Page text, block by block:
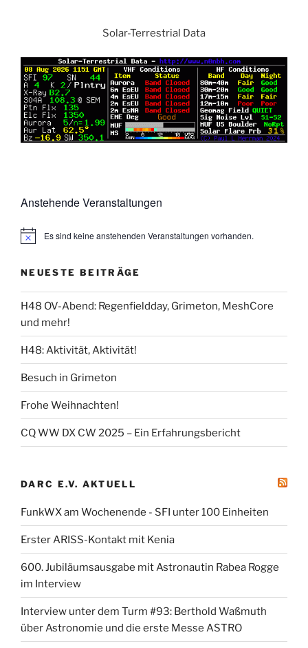
Solar-Terrestrial Data
Anstehende Veranstaltungen
Es sind keine anstehenden Veranstaltungen vorhanden.
NEUESTE BEITRÄGE
H48 OV-Abend: Regenfieldday, Grimeton, MeshCore
und mehr!
H48: Aktivität, Aktivität!
Besuch in Grimeton
Frohe Weihnachten!
CQ WW DX CW 2025 – Ein Erfahrungsbericht
DARC E.V. AKTUELL
FunkWX am Wochenende - SFI unter 100 Einheiten
Erster ARISS-Kontakt mit Kenia
600. Jubiläumsausgabe mit Astronautin Rabea Rogge
im Interview
Interview unter dem Turm #93: Berthold Waßmuth
über Astronomie und die erste Messe ASTRO